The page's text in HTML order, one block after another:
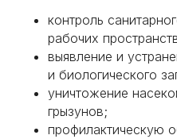
контроль
рабочих
выявление и
и биологического
уничтожение
грызунов;
профилактическую